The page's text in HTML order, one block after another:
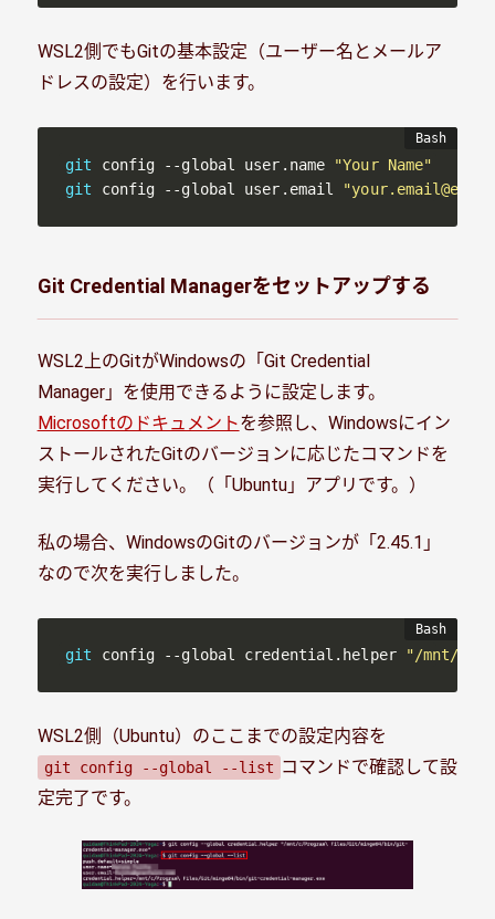
WSL2側でもGitの基本設定（ユーザー名とメールア
ドレスの設定）を行います。
git config --global user.name
"Your Name"
git config --global user.email
Git Credential Managerをセットアップする
WSL2上のGitがWindowsの「Git Credential
Manager」を使用できるように設定します。
Microsoftのドキュメントを参照し、Windowsにイン
ストールされたGitのバージョンに応じたコマンドを
実行してください。（「Ubuntu」アプリです。）
私の場合、WindowsのGitのバージョンが「2.45.1」
なので次を実行しました。
git config --global credential.helper "/mnt/c/
WSL2側（Ubuntu）のここまでの設定内容を
git config --global --list コマンドで確認して設
定完了です。